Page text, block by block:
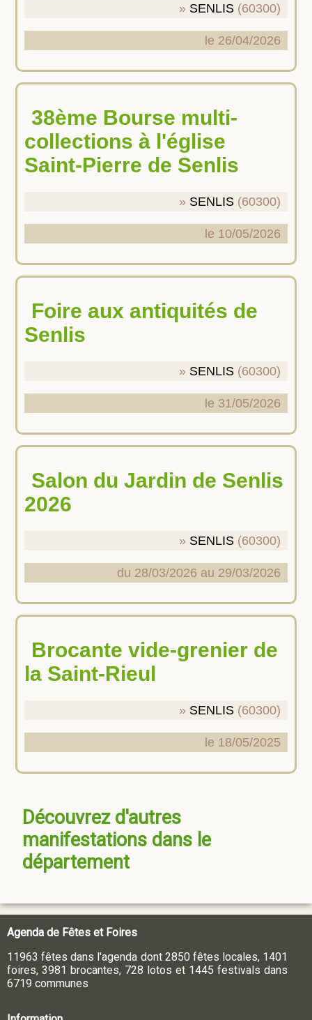
SENLIS (60300)
le 26/04/2026
38ème Bourse multi-
collections à l'église
Saint-Pierre de Senlis
SENLIS (60300)
le 10/05/2026
Foire aux antiquités de
Senlis
SENLIS (60300)
le 31/05/2026
Salon du Jardin de Senlis
2026
SENLIS (60300)
du 28/03/2026 au 29/03/2026
Brocante vide-grenier de
la Saint-Rieul
SENLIS (60300)
le 18/05/2025
Découvrez d'autres
manifestations dans le
département
Agenda de Fêtes et Foires
11963 fêtes dans l'agenda dont 2850 fêtes locales, 1401
foires, 3981 brocantes, 728 lotos et 1445 festivals dans
6719 communes